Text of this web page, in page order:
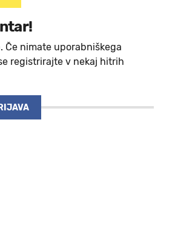
nimate uporabniškega
registrirajte v nekaj hitrih